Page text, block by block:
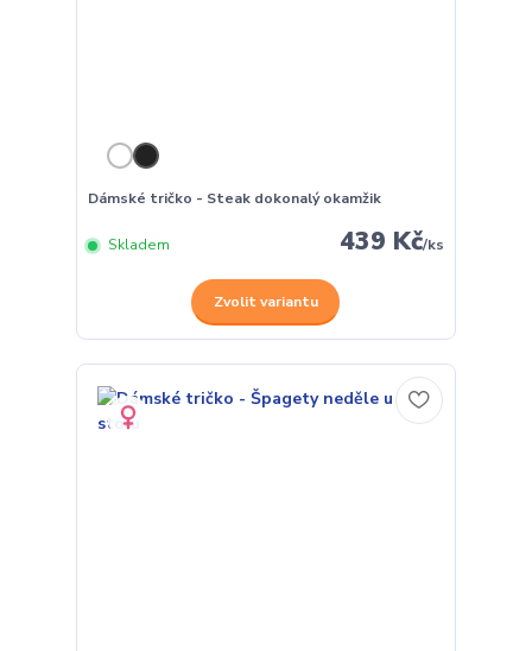
Dámské tričko - Steak dokonalý okamžik
439 Kč/ks
Skladem
Zvolit variantu